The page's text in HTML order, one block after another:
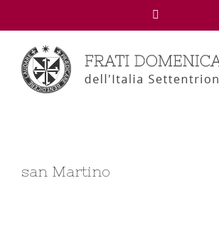
san Martino